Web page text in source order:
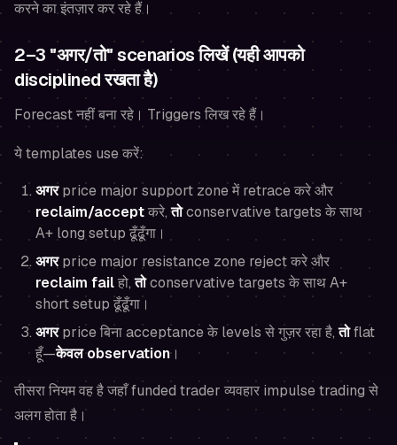
करने का इंतज़ार कर रहे हैं।
2–3 "अगर/तो" scenarios लिखें (यही आपको
disciplined रखता है)
Forecast नहीं बना रहे। Triggers लिख रहे हैं।
ये templates use करें:
अगरprice major support zone में retrace करे और
reclaim/acceptकरे,तोconservative targets के साथ
A+ long setup ढूँढूँगा।
अगरprice major resistance zone reject करे और
reclaim failहो,तोconservative targets के साथ A+
short setup ढूँढूँगा।
अगरprice बिना acceptance के levels से गुज़र रहा है,तोflat
हूँ—केवल observation।
तीसरा नियम वह है जहाँ funded trader व्यवहार impulse trading से
अलग होता है।